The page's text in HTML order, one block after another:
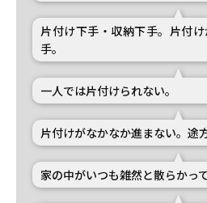
片付け下手・収納下手。片付
手。
一人では片付けられない。
片付けがなかなか進まない。途
家の中がいつも雑然と散らかって